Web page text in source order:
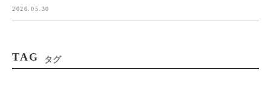
2026.05.30
TAG タグ